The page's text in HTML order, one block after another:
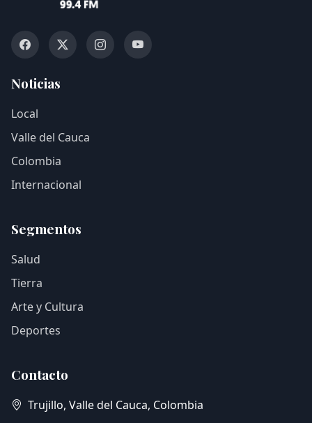
Noticias
Local
Valle del Cauca
Colombia
Internacional
Segmentos
Salud
Tierra
Arte y Cultura
Deportes
Contacto
Trujillo, Valle del Cauca, Colombia